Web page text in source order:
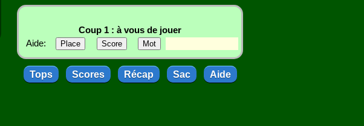
Coup 1 : à vous de jouer
Aide:
Tops Scores Récap Sac Aide